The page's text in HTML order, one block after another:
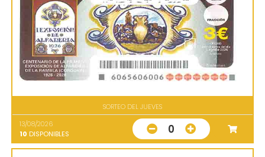
SORTEO DEL JUEVES
13/08/2026
10 DISPONIBLES 0